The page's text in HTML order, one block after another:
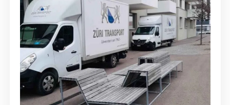
Umzugsreinigung - mit